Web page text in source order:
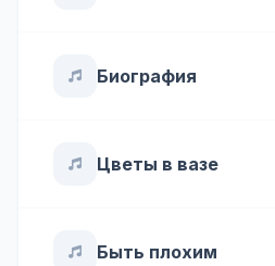
Биография
Цветы в вазе
Быть плохим